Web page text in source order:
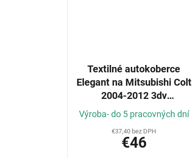
Textilné autokoberce
Elegant na Mitsubishi Colt
2004-2012 3dv
(Konfigurátor)
Výroba- do 5 pracovných dní
€37,40 bez DPH
€46